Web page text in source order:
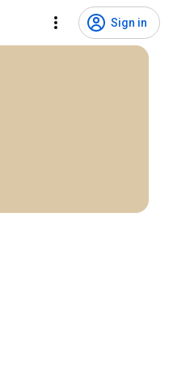
Sign in